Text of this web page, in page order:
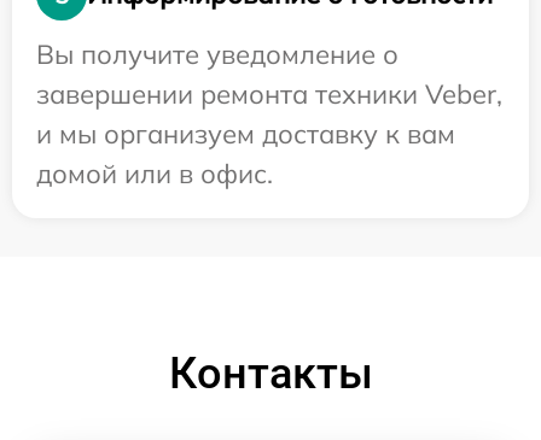
Вы получите уведомление о
завершении ремонта техники Veber,
и мы организуем доставку к вам
домой или в офис.
Контакты